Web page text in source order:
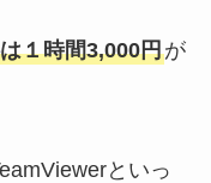
１時間3,000円が
といっ